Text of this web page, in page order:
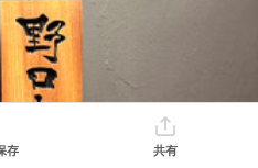
存 共有